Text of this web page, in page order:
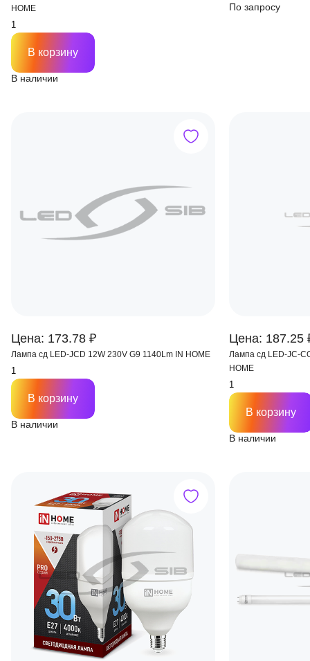
HOME
В наличии
В корзину
По запросу
Цена: 173.78 ₽
Лампа сд LED-JCD 12W 230V G9 1140Lm IN HOME
В наличии
В корзину
Цена: 187.25
Лампа сд LED-JC-
HOME
В наличии
В корзину